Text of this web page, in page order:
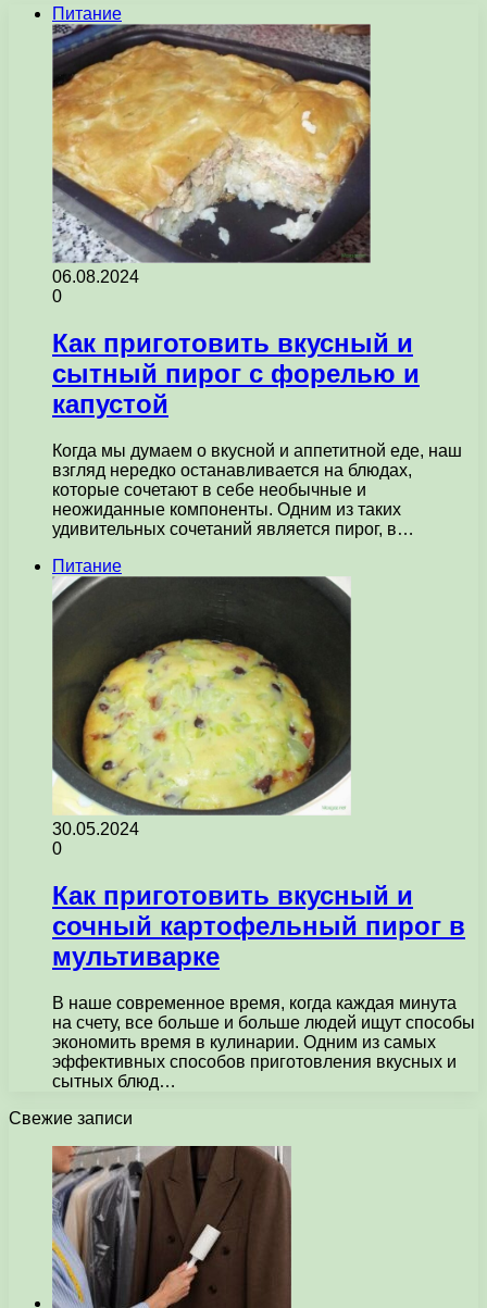
Питание
06.08.2024
0
Как приготовить вкусный и
сытный пирог с форелью и
капустой
Когда мы думаем о вкусной и аппетитной еде, наш
взгляд нередко останавливается на блюдах,
которые сочетают в себе необычные и
неожиданные компоненты. Одним из таких
удивительных сочетаний является пирог, в…
Питание
30.05.2024
0
Как приготовить вкусный и
сочный картофельный пирог в
мультиварке
В наше современное время, когда каждая минута
на счету, все больше и больше людей ищут способы
экономить время в кулинарии. Одним из самых
эффективных способов приготовления вкусных и
сытных блюд…
Свежие записи